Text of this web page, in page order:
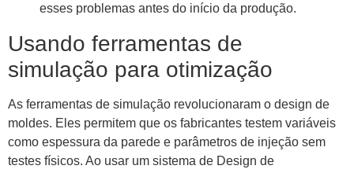
esses problemas antes do início da produção.
Usando ferramentas de
simulação para otimização
As ferramentas de simulação revolucionaram o design de
moldes. Eles permitem que os fabricantes testem variáveis ​​
como espessura da parede e parâmetros de injeção sem
testes físicos. Ao usar um sistema de Design de